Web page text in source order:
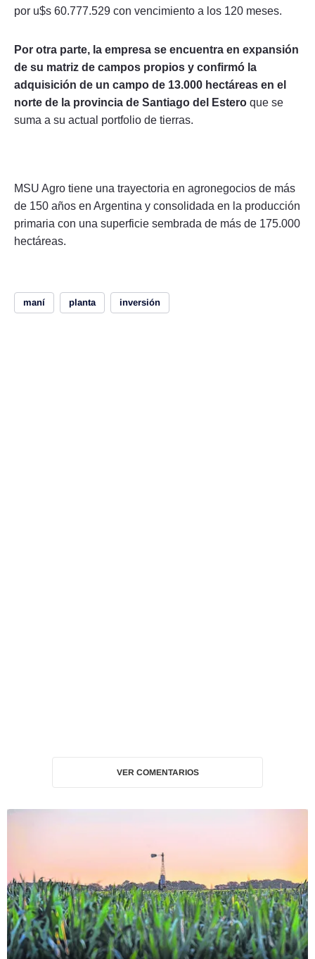
por u$s 60.777.529 con vencimiento a los 120 meses.
Por otra parte, la empresa se encuentra en expansión
de su matriz de campos propios y confirmó la
adquisición de un campo de 13.000 hectáreas en el
norte de la provincia de Santiago del Estero que se
suma a su actual portfolio de tierras.
MSU Agro tiene una trayectoria en agronegocios de más
de 150 años en Argentina y consolidada en la producción
primaria con una superficie sembrada de más de 175.000
hectáreas.
maní planta inversión
VER COMENTARIOS